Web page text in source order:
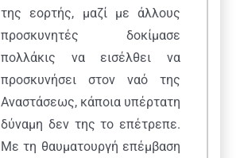
της εορτής, μαζί με άλλους
προσκυνητές δοκίμασε
πολλάκις να εισέλθει να
προσκυνήσει στον ναό της
Αναστάσεως, κάποια υπέρτατη
δύναμη δεν της το επέτρεπε.
Με τη θαυματουργή επέμβαση